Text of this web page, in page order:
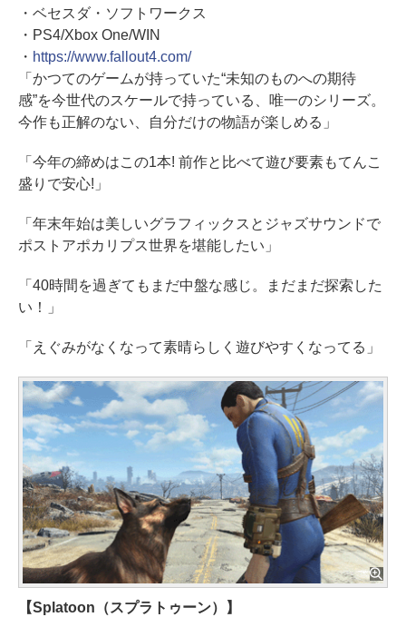
・ベセスダ・ソフトワークス
・PS4/Xbox One/WIN
・ https://www.fallout4.com/
「かつてのゲームが持っていた“未知のものへの期待
感”を今世代のスケールで持っている、唯一のシリーズ。
今作も正解のない、自分だけの物語が楽しめる」
「今年の締めはこの1本! 前作と比べて遊び要素もてんこ
盛りで安心!」
「年末年始は美しいグラフィックスとジャズサウンドで
ポストアポカリプス世界を堪能したい」
「40時間を過ぎてもまだ中盤な感じ。まだまだ探索した
い！」
「えぐみがなくなって素晴らしく遊びやすくなってる」
【Splatoon（スプラトゥーン）】